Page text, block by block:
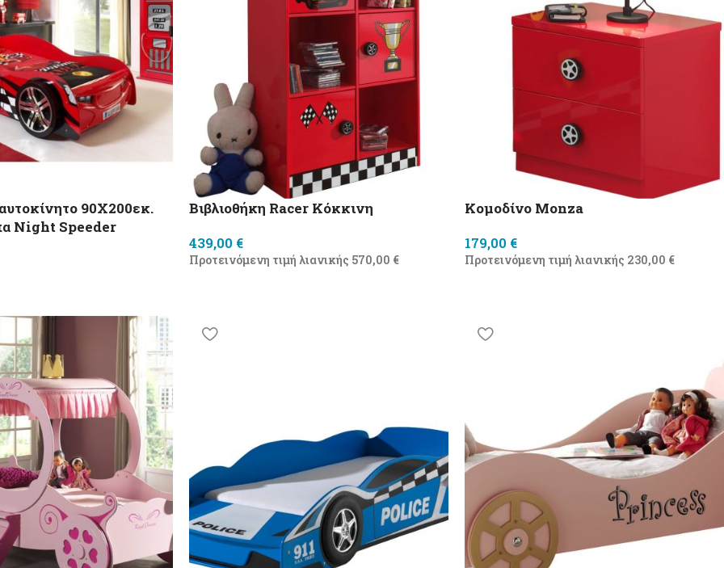
90X200εκ.
Night Speeder
Βιβλιοθήκη Racer Κόκκινη
439,00 €
Προτεινόμενη τιμή λιανικής 570,00 €
Κομοδίνο Monza
179,00 €
Προτεινόμενη τιμή λιανικής 230,00 €